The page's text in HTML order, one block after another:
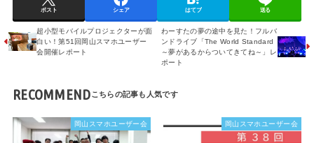
ポスト シェア はてブ 送る
超小型モバイルプロジェクターが面
白い！第51回岡山スマホユーザー
会開催レポート
わーすたの夢の途中を見た！フルバ
ンドライブ「The World Standard
～夢があるからついてきてね～」レ
ポート
RECOMMEND
岡山スマホユーザー会 岡山スマホユーザー会